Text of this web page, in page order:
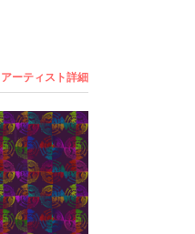
アーティスト詳細